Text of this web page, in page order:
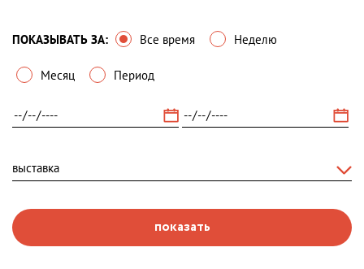
ПОКАЗЫВАТЬ ЗА: Все время Неделю
Месяц Период
показать